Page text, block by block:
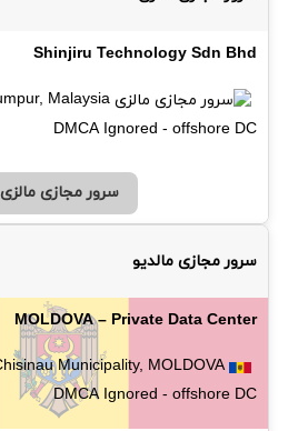
Shinjiru Technology Sdn Bhd
DMCA Ignored - offshore DC
سرور مجازی مالزی
سرور مجازی مالدیو
MOLDOVA – Private Data Center
Chisinau Municipality, MOLDOVA
DMCA Ignored - offshore DC